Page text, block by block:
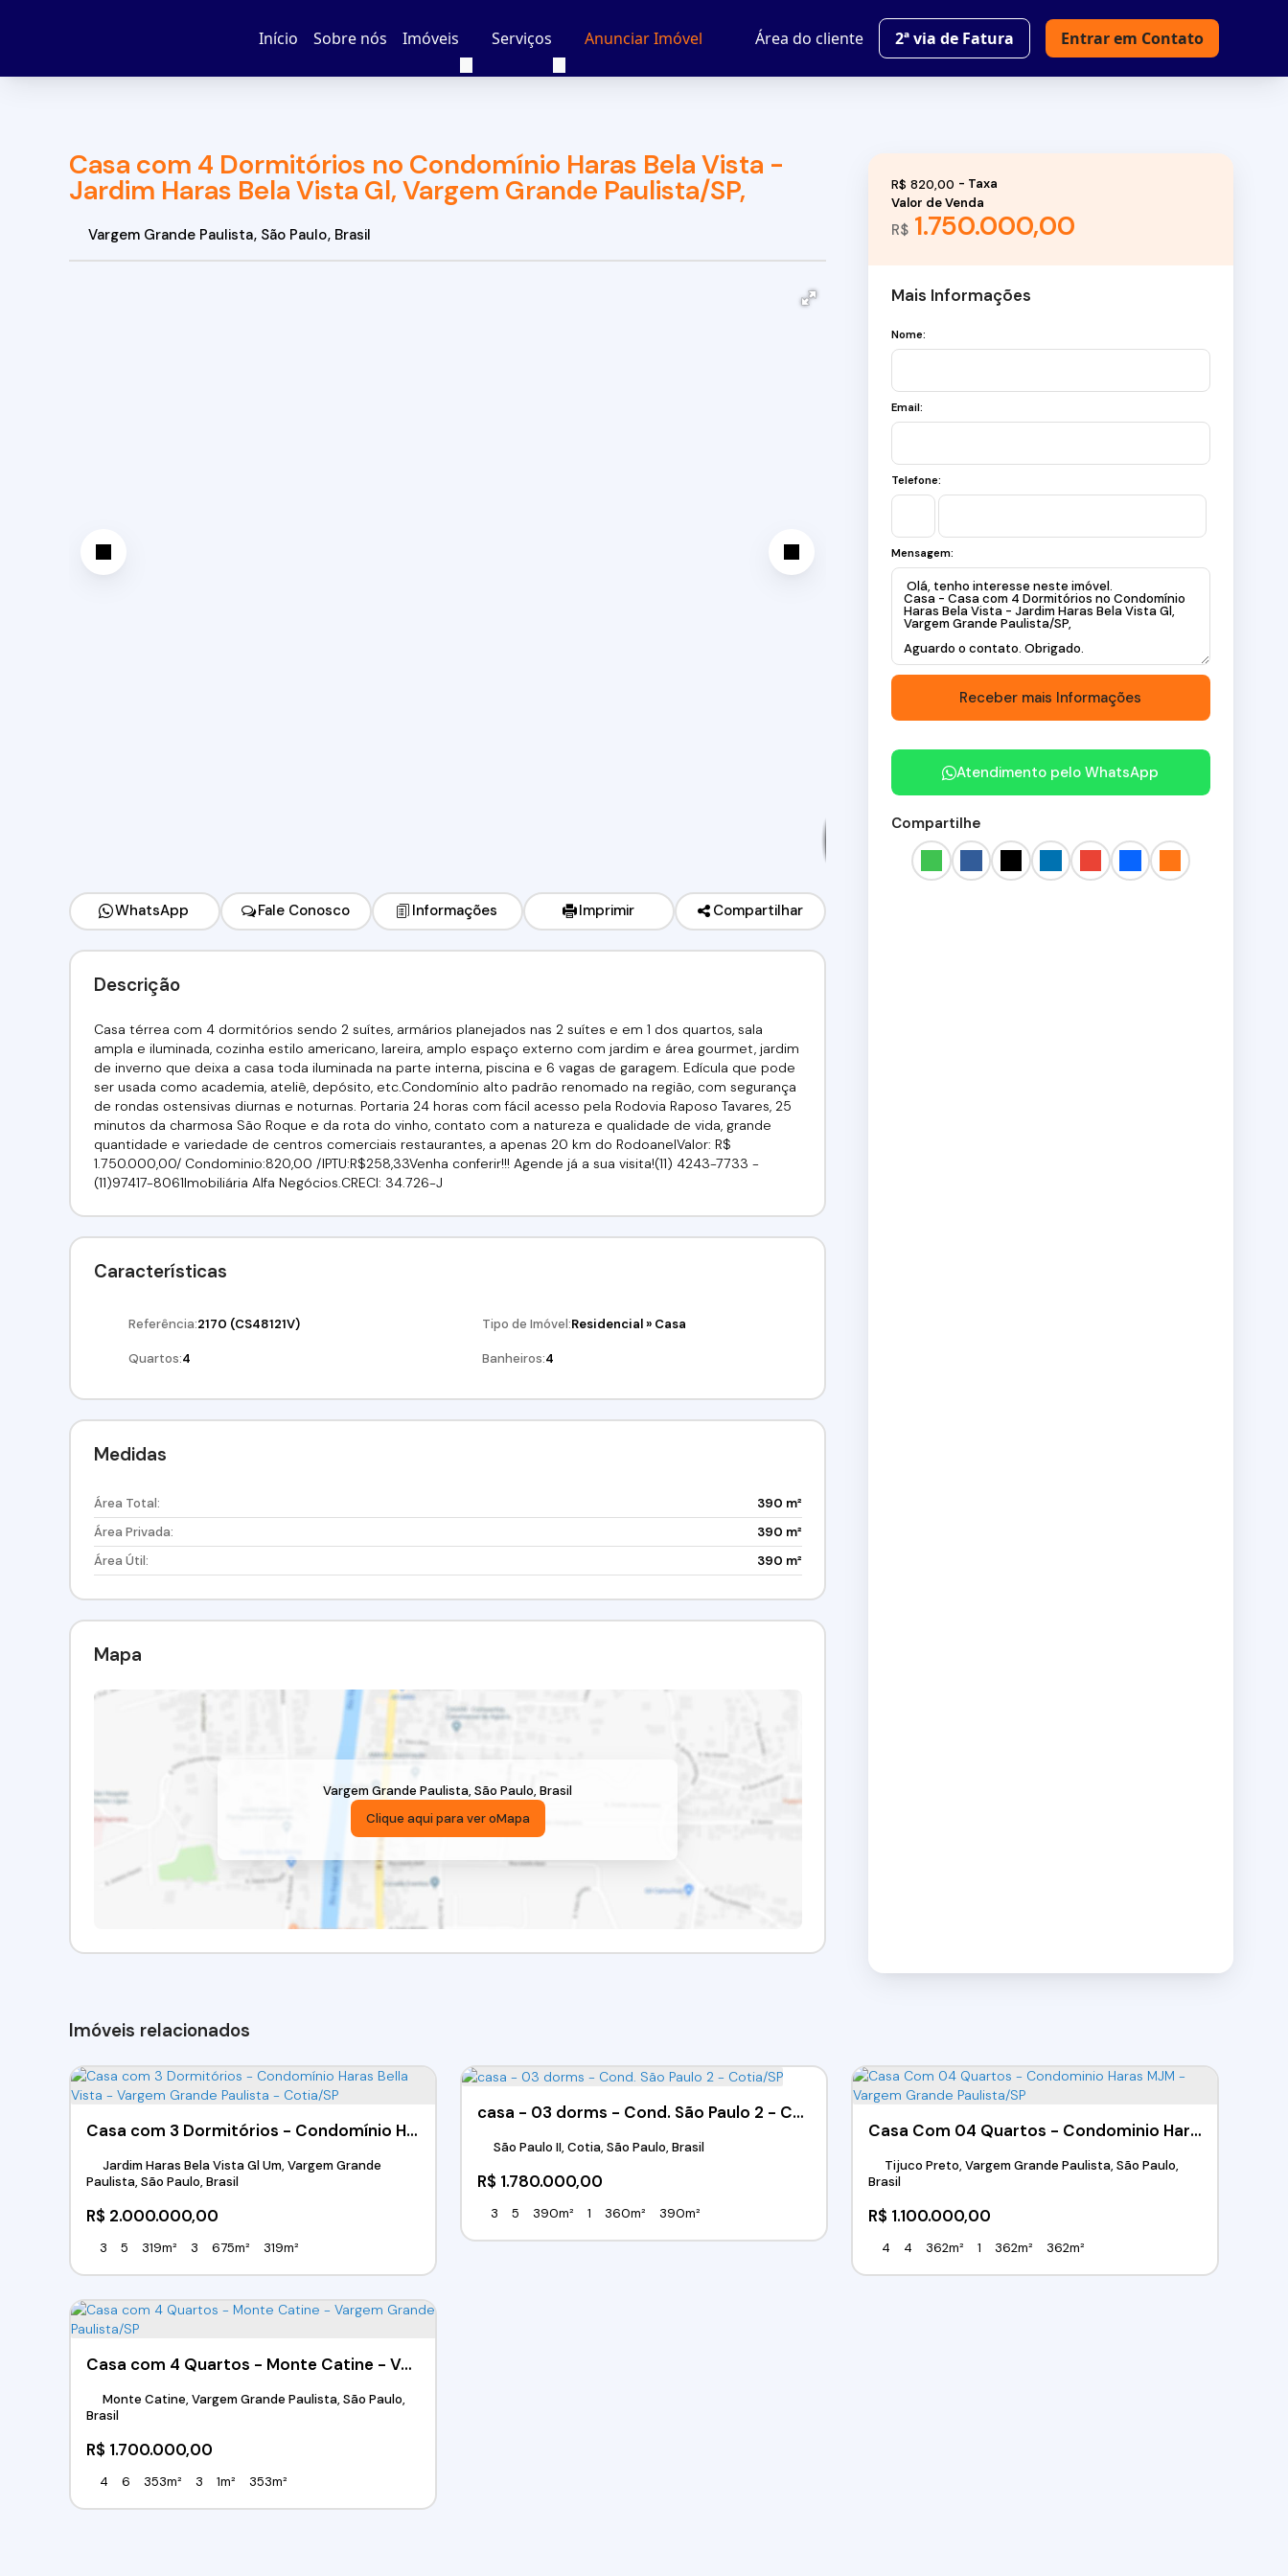
Entrar em Contato
2ª via de Fatura
Área do cliente
Anunciar Imóvel
Serviços
Imóveis
Sobre nós
Início
Casa com 4 Dormitórios no Condomínio Haras Bela Vista -
Jardim Haras Bela Vista Gl, Vargem Grande Paulista/SP,
Vargem Grande Paulista, São Paulo, Brasil
WhatsApp Fale Conosco Informações Imprimir Compartilhar
Descrição
Casa térrea com 4 dormitórios sendo 2 suítes, armários planejados nas 2 suítes e em 1 dos quartos, sala
ampla e iluminada, cozinha estilo americano, lareira, amplo espaço externo com jardim e área gourmet, jardim
de inverno que deixa a casa toda iluminada na parte interna, piscina e 6 vagas de garagem. Edícula que pode
ser usada como academia, ateliê, depósito, etc.Condomínio alto padrão renomado na região, com segurança
de rondas ostensivas diurnas e noturnas. Portaria 24 horas com fácil acesso pela Rodovia Raposo Tavares, 25
minutos da charmosa São Roque e da rota do vinho, contato com a natureza e qualidade de vida, grande
quantidade e variedade de centros comerciais restaurantes, a apenas 20 km do RodoanelValor: R$
1.750.000,00/ Condominio:820,00 /IPTU:R$258,33Venha conferir!!! Agende já a sua visita!(11) 4243-7733 -
(11)97417-8061Imobiliária Alfa Negócios.CRECI: 34.726-J
Características
Referência:2170 (CS48121V) Tipo de Imóvel:Residencial» Casa
Quartos:4 Banheiros:4
Medidas
Área Total:
390 m²
Área Privada:
390 m²
Área Útil:
390 m²
Mapa
Vargem Grande Paulista, São Paulo, Brasil
Clique aqui para ver oMapa
R$1.750.000,00
Valor de Venda
R$ 820,00
Mais Informações
Nome:
Email:
Telefone:
Mensagem:
Atendimento peloWhatsApp
Compartilhe
Imóveis relacionados
Casa com 3 Dormitórios - Condomínio Haras Bella Vista - Vargem Grande Paulista - Cotia/SP
R$ 2.000.000,00
Jardim Haras Bela Vista Gl Um, Vargem Grande
Paulista, São Paulo, Brasil
3 5 319m² 3 675m² 319m²
casa - 03 dorms - Cond. São Paulo 2 - Cotia/SP
R$ 1.780.000,00
São Paulo II, Cotia, São Paulo, Brasil
3 5 390m² 1 360m² 390m²
Casa Com 04 Quartos - Condominio Haras MJM - Vargem Grande Paulista/SP
R$ 1.100.000,00
Tijuco Preto, Vargem Grande Paulista, São Paulo,
Brasil
4 4 362m² 1 362m² 362m²
Casa com 4 Quartos - Monte Catine - Vargem Grande Paulista/SP
R$ 1.700.000,00
Monte Catine, Vargem Grande Paulista, São Paulo,
Brasil
4 6 353m² 3 1m² 353m²